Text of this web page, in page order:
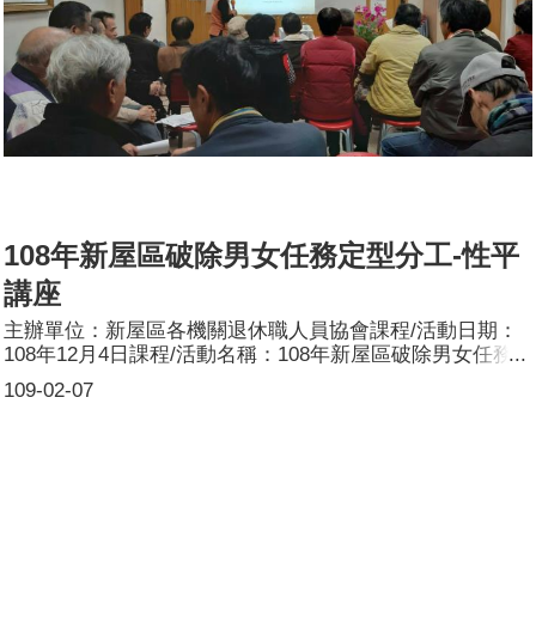
108年新屋區破除男女任務定型分工-性平
講座
109-02-07
主辦單位：新屋區各機關退休職人員協會課程/活動日期：
108年12月4日課程/活動名稱：108年新屋區破除男女任務
定型分工-性平講座課程/活動目標：破除性別刻板印象與歧
視，減少基於男女任務定型所產生偏見，在家庭中，可以先